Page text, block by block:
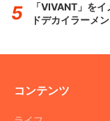
「VIVANT」を
ドデカイラーメ
コンテンツ